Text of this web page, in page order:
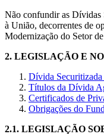
Não confundir as Dívidas
à União, decorrentes de
Modernização do Setor
2. LEGISLAÇÃO E
Dívida
Títulos da Dívida
Certificados de
Obrigações do
2.1. LEGISLAÇÃO